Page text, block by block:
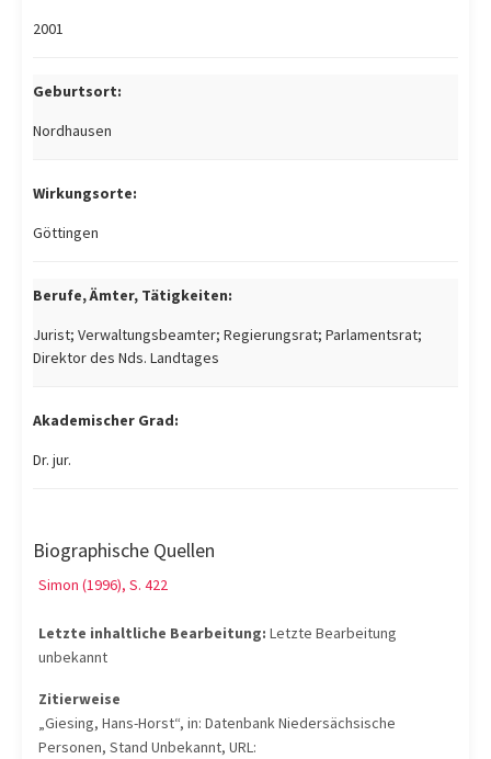
2001
Geburtsort:
Nordhausen
Wirkungsorte:
Göttingen
Berufe, Ämter, Tätigkeiten:
Jurist; Verwaltungsbeamter; Regierungsrat; Parlamentsrat;
Direktor des Nds. Landtages
Akademischer Grad:
Dr. jur.
Biographische Quellen
Simon (1996), S. 422
Letzte inhaltliche Bearbeitung: Letzte Bearbeitung
unbekannt
Zitierweise
„Giesing, Hans-Horst“, in: Datenbank Niedersächsische
Personen, Stand Unbekannt, URL: